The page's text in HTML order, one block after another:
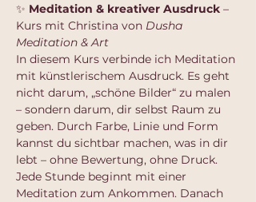
✨ Meditation & kreativer Ausdruck –
Kurs mit Christina von Dusha
Meditation & Art
In diesem Kurs verbinde ich Meditation
mit künstlerischem Ausdruck. Es geht
nicht darum, „schöne Bilder“ zu malen
– sondern darum, dir selbst Raum zu
geben. Durch Farbe, Linie und Form
kannst du sichtbar machen, was in dir
lebt – ohne Bewertung, ohne Druck.
Jede Stunde beginnt mit einer
Meditation zum Ankommen. Danach